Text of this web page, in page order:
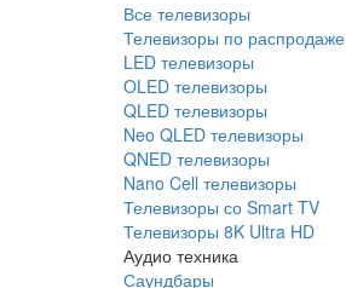
Все телевизоры
Телевизоры по распродаже
LED телевизоры
OLED телевизоры
QLED телевизоры
Neo QLED телевизоры
QNED телевизоры
Nano Cell телевизоры
Телевизоры со Smart TV
Телевизоры 8K Ultra HD
Аудио техника
Саундбары